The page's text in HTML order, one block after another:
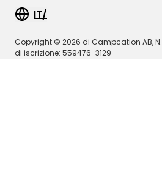
IT/
Copyright © 2026 di Campcation AB, N.
di iscrizione: 559476-3129